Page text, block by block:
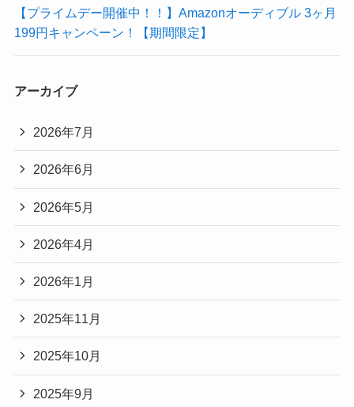
【プライムデー開催中！！】Amazonオーディブル 3ヶ月
199円キャンペーン！【期間限定】
アーカイブ
2026年7月
2026年6月
2026年5月
2026年4月
2026年1月
2025年11月
2025年10月
2025年9月